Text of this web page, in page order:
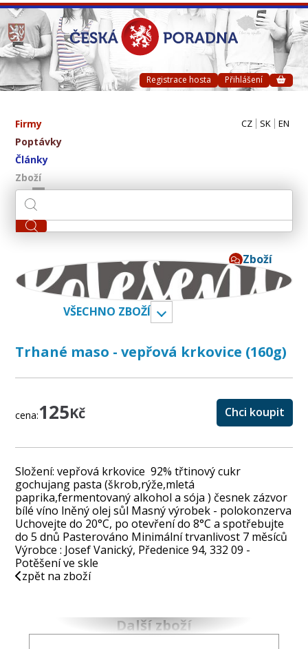
Registrace hosta Přihlášení
Firmy
Poptávky
Články
Zboží
CZ SK EN
Zboží
Potěšení ve skle
VŠECHNO ZBOŽÍ
Trhané maso - vepřová krkovice (160g)
cena:125Kč Chci koupit
Složení: vepřová krkovice 92% třtinový cukr
gochujang pasta (škrob,rýže,mletá
paprika,fermentovaný alkohol a sója ) česnek zázvor
bílé víno lněný olej sůl Masný výrobek - polokonzerva
Uchovejte do 20°C, po otevření do 8°C a spotřebujte
do 5 dnů Pasterováno Minimální trvanlivost 7 měsíců
Výrobce : Josef Vanický, Předenice 94, 332 09 -
Potěšení ve skle
zpět na zboží
Další zboží